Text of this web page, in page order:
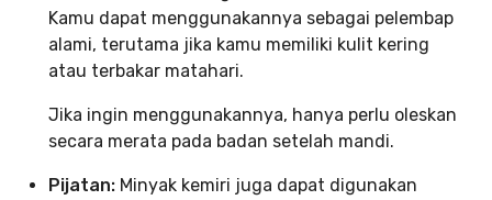
Kamu dapat menggunakannya sebagai pelembap
alami, terutama jika kamu memiliki kulit kering
atau terbakar matahari.
Jika ingin menggunakannya, hanya perlu oleskan
secara merata pada badan setelah mandi.
Pijatan: Minyak kemiri juga dapat digunakan